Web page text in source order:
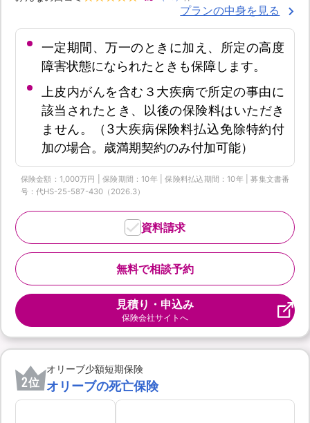
プランの中身を見る
一定期間、万一のときに加え、所定の高度
障害状態になられたときも保障します。
上皮内がんを含む３大疾病で所定の事由に
該当されたとき、以後の保険料はいただき
ません。（3大疾病保険料払込免除特約付
加の場合。歳満期契約のみ付加可能）
保険金額：1,000万円 | 保険期間：10年 | 保険料払込期間：10年 | 募集文書番
号：代HS-25-587-430（2026.3）
無料で相談予約
資料請求
見積り・申込み
保険会社サイトへ
2位
オリーブ少額短期保険
オリーブの死亡保険